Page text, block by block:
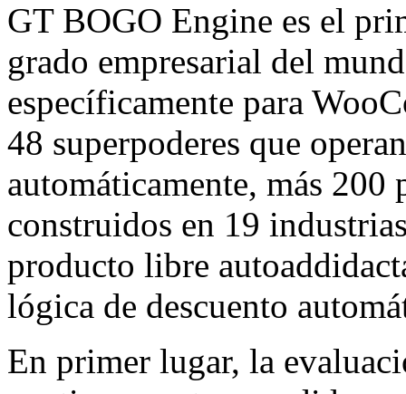
GT BOGO Engine es el
grado empresarial del
específicamente para
48 superpoderes que
automáticamente, más 200
construidos en 19
producto libre
lógica de descuento
En primer lugar, la